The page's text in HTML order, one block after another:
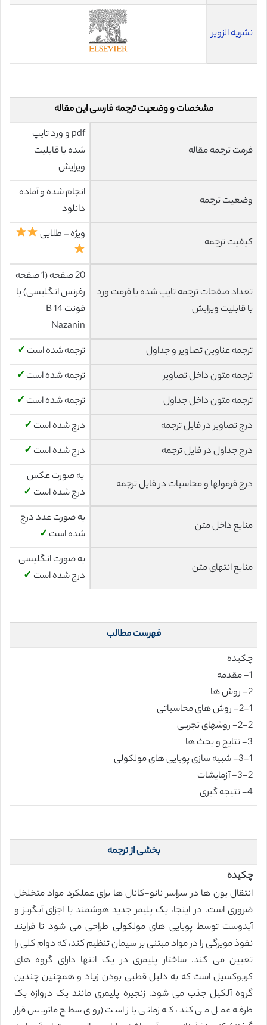
نشریه الزویر
مشخصات و وضعیت ترجمه فارسی این مقاله
فرمت ترجمه مقاله
pdf و ورد تایپ
شده با قابلیت
ویرایش
وضعیت ترجمه
انجام شده و آماده
دانلود
کیفیت ترجمه
ویژه – طلایی
تعداد صفحات ترجمه تایپ شده با فرمت ورد
با قابلیت ویرایش
20 صفحه (1 صفحه
رفرنس انگلیسی) با
فونت 14 B
Nazanin
ترجمه عناوین تصاویر و جداول
ترجمه شده است ✓
ترجمه متون داخل تصاویر
ترجمه شده است ✓
ترجمه متون داخل جداول
ترجمه شده است ✓
درج تصاویر در فایل ترجمه
درج شده است ✓
درج جداول در فایل ترجمه
درج شده است ✓
درج فرمولها و محاسبات در فایل ترجمه
به صورت عکس
درج شده است ✓
منابع داخل متن
به صورت عدد درج
شده است ✓
منابع انتهای متن
به صورت انگلیسی
درج شده است ✓
فهرست مطالب
چکیده
1- مقدمه
2- روش ها
2-1- روش های محاسباتی
2-2- روشهای تجربی
3- نتایج و بحث ها
3-1- شبیه سازی پویایی های مولکولی
3-2- آزمایشات
4- نتیجه گیری
بخشی از ترجمه
چکیده
انتقال یون ها در سراسر نانو-کانال ها برای عملکرد مواد متخلخل
ضروری است. در اینجا، یک پلیمر جدید هوشمند با اجزای آبگریز و
آبدوست توسط پویایی های مولکولی طراحی می شود تا فرایند
نفوذ مویرگی را در مواد مبتنی بر سیمان تنظیم کند، که دوام کلی را
تعیین می کند. ساختار پلیمری در یک انتها دارای گروه های
کربوکسیل است که به دلیل قطبی بودن زیاد و همچنین چندین
گروه آلکیل جذب می شود. زنجیره پلیمری مانند یک دروازه یک
طرفه عمل می کند، که زمانی باز است (روی سطح ماتریس قرار